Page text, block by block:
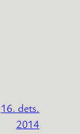
16. dets.
2014